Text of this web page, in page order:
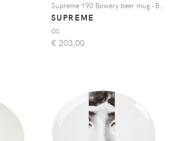
SUPREME
OS
€ 203,00